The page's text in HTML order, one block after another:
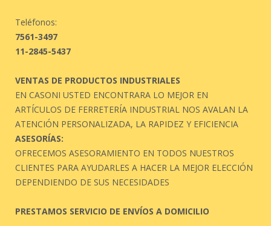
Teléfonos:
7561-3497
11-2845-5437
VENTAS DE PRODUCTOS INDUSTRIALES
EN CASONI USTED ENCONTRARA LO MEJOR EN
ARTÍCULOS DE FERRETERÍA INDUSTRIAL NOS AVALAN LA
ATENCIÓN PERSONALIZADA, LA RAPIDEZ Y EFICIENCIA
ASESORÍAS:
OFRECEMOS ASESORAMIENTO EN TODOS NUESTROS
CLIENTES PARA AYUDARLES A HACER LA MEJOR ELECCIÓN
DEPENDIENDO DE SUS NECESIDADES
PRESTAMOS SERVICIO DE ENVÍOS A DOMICILIO